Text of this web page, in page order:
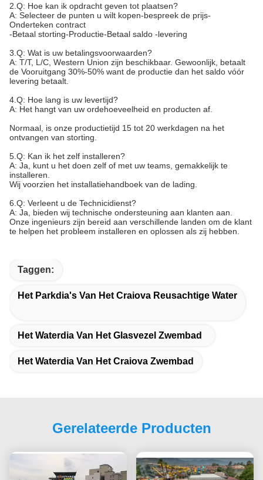
2.Q: Hoe kan ik opdracht geven tot plaatsen?
A: Selecteer de punten u wilt kopen-bespreek de prijs-
Onderteken contract
-Betaal storting-Productie-Betaal saldo -levering
3.Q: Wat is uw betalingsvoorwaarden?
A: T/T, L/C, Western Union zijn beschikbaar. Gewoonlijk, betaalt
de Vooruitgang 30%-50% want de productie dan het saldo vóór
levering betaalt.
4.Q: Hoe lang is uw levertijd?
A: Het hangt van uw ordehoeveelheid en producten af.
Normaal, is onze productietijd 15 tot 20 werkdagen na het
ontvangen van storting.
5.Q: Kan ik het zelf installeren?
A: Ja, kunt u het doen zelf of met uw teams, gemakkelijk te
installeren.
Wij voorzien het installatiehandboek van de lading.
6.Q: Verleent u de Technicidienst?
A: Ja, bieden wij technische ondersteuning aan klanten aan.
Onze ingenieurs zijn bereid aan verschillende landen om de klant
te helpen het probleem installeren en oplossen als zij hebben.
Taggen:
Het Parkdia's Van Het Craiova Reusachtige Water
Het Waterdia Van Het Glasvezel Zwembad
Het Waterdia Van Het Craiova Zwembad
Gerelateerde Producten